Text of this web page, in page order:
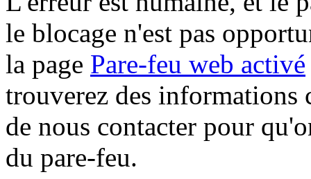
le blocage n'est pas
la page Pare-feu web activé
trouverez des informations
de nous contacter pour
du pare-feu.